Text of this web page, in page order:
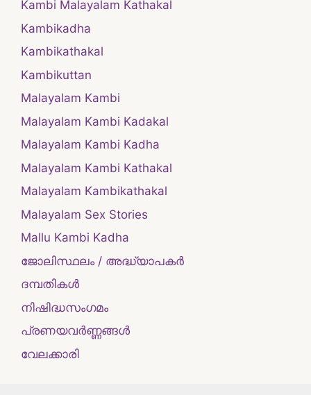
Kambi Malayalam Kathakal
Kambikadha
Kambikathakal
Kambikuttan
Malayalam Kambi
Malayalam Kambi Kadakal
Malayalam Kambi Kadha
Malayalam Kambi Kathakal
Malayalam Kambikathakal
Malayalam Sex Stories
Mallu Kambi Kadha
ജോലിസ്ഥലം / അദ്ധ്യാപകർ
ദമ്പതികള്‍
നിഷിദ്ധസംഗമം
പ്രണയവർണ്ണങ്ങൾ
വേലക്കാരി